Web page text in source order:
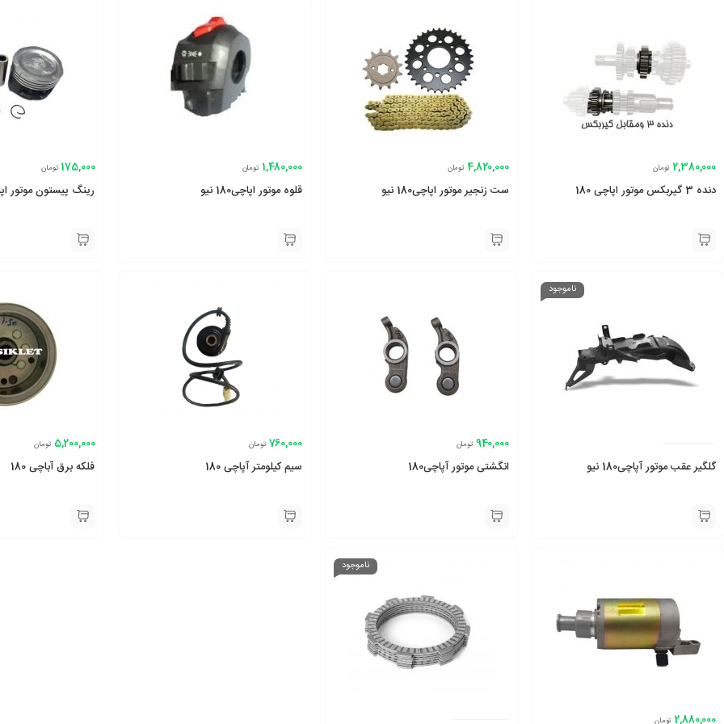
2,380,000 تومان
دنده 3 گیربکس موتور اپاچی 180
4,820,000 تومان
ست زنجیر موتور اپاچی180 نیو
1,480,000 تومان
قلوه موتور اپاچی180 نیو
175,000 تومان
رینگ پیستون موتور
ناموجود
گلگیر عقب موتور آپاچی180 نیو
940,000 تومان
انگشتی موتور آپاچی180
760,000 تومان
سیم کیلومتر آپاچی 180
5,200,000 تومان
فلکه برق آباچی 180
2,880,000 تومان
ناموجود